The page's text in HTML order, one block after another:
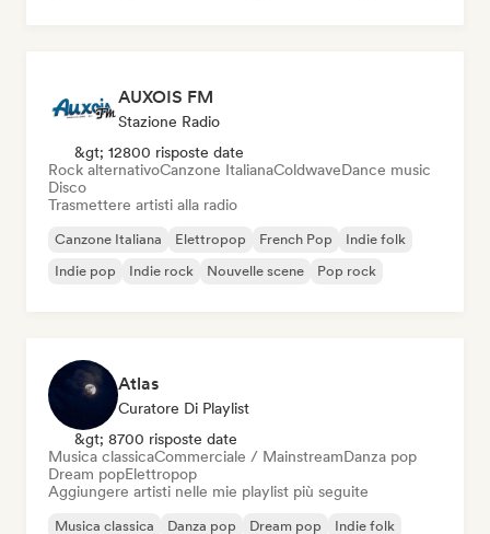
AUXOIS FM
Stazione Radio
&gt; 12800 risposte date
Rock alternativoCanzone ItalianaColdwaveDance music
Disco
Trasmettere artisti alla radio
Canzone Italiana Elettropop French Pop
Indie folk
Indie pop
Indie rock Nouvelle scene Pop rock
Atlas
Curatore Di Playlist
&gt; 8700 risposte date
Musica classicaCommerciale / MainstreamDanza pop
Dream popElettropop
Aggiungere artisti nelle mie playlist più seguite
Musica classica Danza pop Dream pop
Indie folk